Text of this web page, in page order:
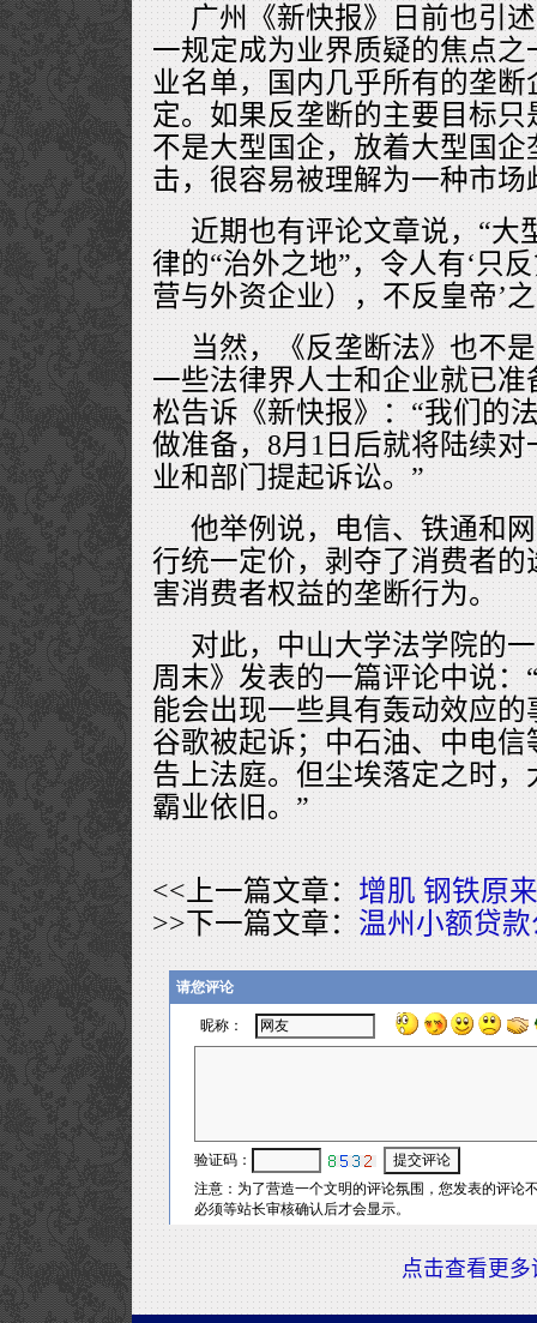
广州《新快报》日前也引
一规定成为业界质疑的焦点
业名单，国内几乎所有的垄
定。如果反垄断的主要目标
不是大型国企，放着大型国
击，很容易被理解为一种市场
近期也有评论文章说，“大
律的“治外之地”，令人有‘只
营与外资企业），不反皇帝’
当然，《反垄断法》也不
一些法律界人士和企业就已
松告诉《新快报》：“我们的
做准备，8月1日后就将陆续
业和部门提起诉讼。”
他举例说，电信、铁通和
行统一定价，剥夺了消费者
害消费者权益的垄断行为。
对此，中山大学法学院的
周末》发表的一篇评论中说
能会出现一些具有轰动效应
谷歌被起诉；中石油、中电信
告上法庭。但尘埃落定之时
霸业依旧。”
<<上一篇文章：增肌 钢铁原
>>下一篇文章：温州小额贷
点击查看更多